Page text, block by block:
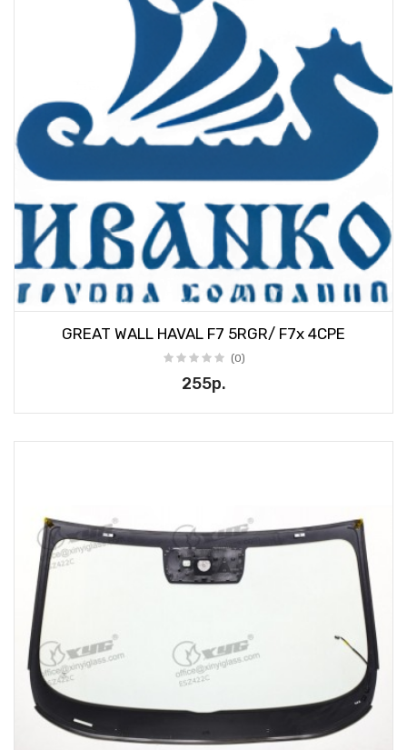
GREAT WALL HAVAL F7 5RGR/ F7x 4CPE
(0)
255р.